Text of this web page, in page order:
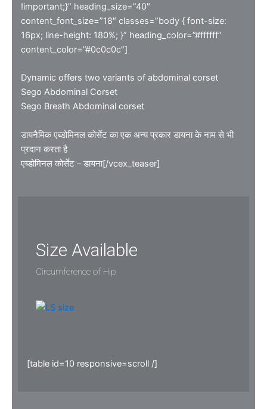
!important;}” heading_size=”40″
content_font_size=”18″ classes=”body { font-size:
16px; line-height: 180%; }” heading_color=”#ffffff”
content_color=”#0c0c0c”]
Dynamic offers two variants of abdominal corset
Sego Abdominal Corset
Sego Breath Abdominal corset
डायनैमिक एब्डोमिनल कोर्सेट का एक अन्य प्रकार डायना के नाम से भी
प्रदान करता है
एब्डोमिनल कोर्सेट – डायना[/vcex_teaser]
Size Available
Circumference of Hip
[table id=10 responsive=scroll /]